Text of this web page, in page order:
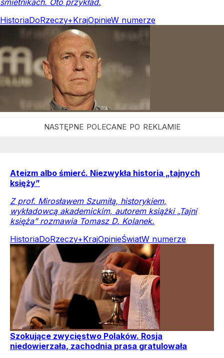
HistoriaDoRzeczy+KrajOpinieW numerze
Ateizm albo śmierć. Niezwykła historia „tajnych
księży”
Z prof. Mirosławem Szumiłą, historykiem,
wykładowcą akademickim, autorem książki „Tajni
księża” rozmawia Tomasz D. Kolanek.
HistoriaDoRzeczy+KrajOpinieŚwiatW numerze
Szokujące zwycięstwo Polaków. Rosja
niedowierzała, zachodnia prasa gratulowała